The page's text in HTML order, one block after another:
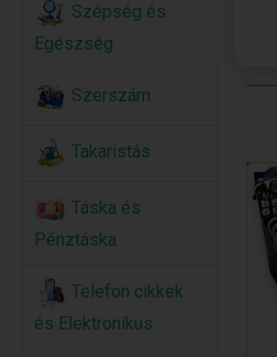
Szépség és
Egészség
Szerszám
Takaristás
Táska és
Pénztáska
Telefon cikkek
és Elektronikus